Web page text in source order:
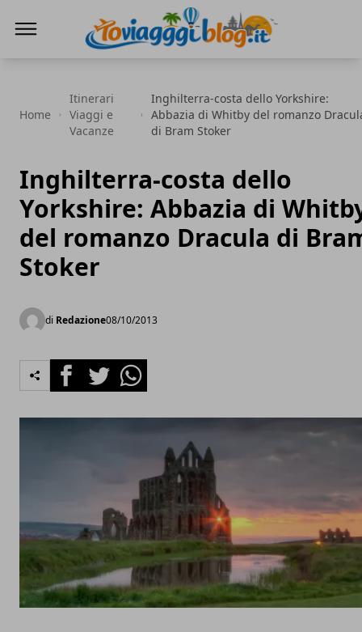
Home
Itinerari
Viaggi e
Vacanze
Inghilterra-costa dello Yorkshire:
Abbazia di Whitby del romanzo
di Bram Stoker
Inghilterra-costa dello
Yorkshire: Abbazia di
del romanzo Dracula di
Stoker
di Redazione08/10/2013
FacebookTwitterWhatsapp